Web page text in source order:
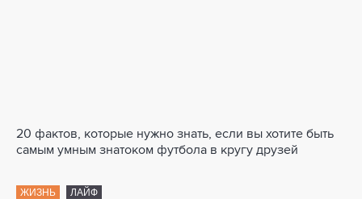
20 фактов, которые нужно знать, если вы хотите быть
самым умным знатоком футбола в кругу друзей
ЖИЗНЬ ЛАЙФ